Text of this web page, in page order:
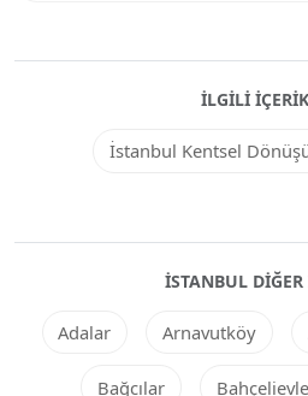
İLGILI
İstanbul Kentsel
İSTANBUL DIĞER
Adalar Arnavutköy
Bağcılar